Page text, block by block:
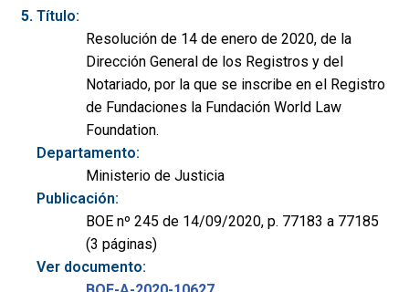
Título:
Resolución de 14 de enero de 2020, de la
Dirección General de los Registros y del
Notariado, por la que se inscribe en el Registro
de Fundaciones la Fundación World Law
Foundation.
Departamento:
Ministerio de Justicia
Publicación:
BOE nº 245 de 14/09/2020, p. 77183 a 77185
(3 páginas)
Ver documento: